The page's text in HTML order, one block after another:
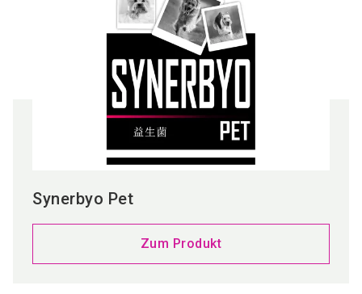
Synerbyo Pet
Zum Produkt